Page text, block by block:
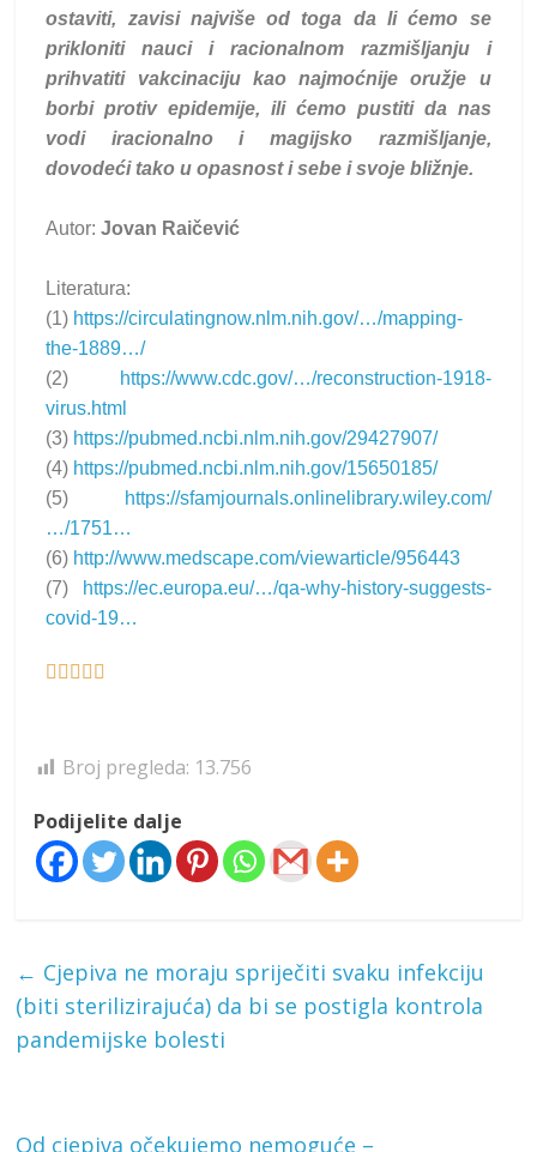
ostaviti, zavisi najviše od toga da li ćemo se
prikloniti nauci i racionalnom razmišljanju i
prihvatiti vakcinaciju kao najmoćnije oružje u
borbi protiv epidemije, ili ćemo pustiti da nas
vodi iracionalno i magijsko razmišljanje,
dovodeći tako u opasnost i sebe i svoje bližnje.
Autor:Jovan Raičević
Literatura:
(1) https://circulatingnow.nlm.nih.gov/…/mapping-
the-1889…/
(2)
https://www.cdc.gov/…/reconstruction-1918-
virus.html
(3) https://pubmed.ncbi.nlm.nih.gov/29427907/
(4) https://pubmed.ncbi.nlm.nih.gov/15650185/
(5)
https://sfamjournals.onlinelibrary.wiley.com/
…/1751…
(6) http://www.medscape.com/viewarticle/956443
(7)
https://ec.europa.eu/…/qa-why-history-suggests-
covid-19…
    
Broj pregleda: 13.756
Podijelite dalje
← Cjepiva ne moraju spriječiti svaku infekciju
(biti sterilizirajuća) da bi se postigla kontrola
pandemijske bolesti
Od cjepiva očekujemo nemoguće –